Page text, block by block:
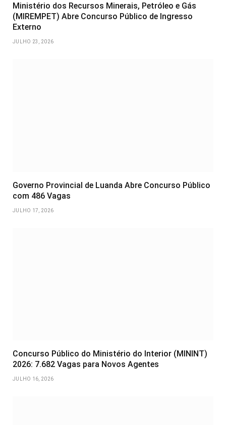
Ministério dos Recursos Minerais, Petróleo e Gás
(MIREMPET) Abre Concurso Público de Ingresso
Externo
JULHO 23, 2026
Governo Provincial de Luanda Abre Concurso Público
com 486 Vagas
JULHO 17, 2026
Concurso Público do Ministério do Interior (MININT)
2026: 7.682 Vagas para Novos Agentes
JULHO 16, 2026